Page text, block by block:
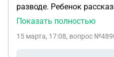
разводе. Ребенок
отца) говорит про маму
высказывается в мою
Показать полностью
15 марта, 17:08, вопрос